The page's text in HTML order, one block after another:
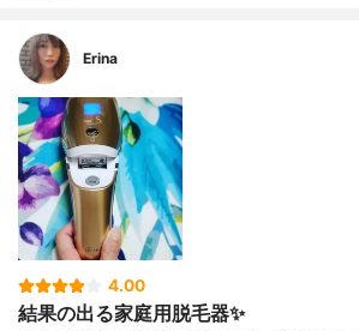
Erina
4.00
結果の出る家庭用脱毛器✨